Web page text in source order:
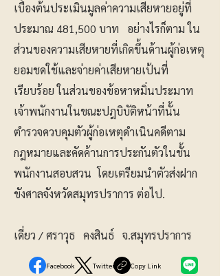
เบื้องต้นประเมินมูลค่าความเสียหายอยู่ที่
ประมาณ 481,500 บาท อย่างไรก็ตาม ใน
ส่วนของความเสียหายที่เกิดขึ้นด้านผู้ก่อเหตุ
ยอมชดใช้และจ่ายค่าเสียหายเป้นที่
เรียบร้อย ในส่วนของข้อหาหมิ่นประมาท
เจ้าพนักงานในขณะปฎบิบัติหน้าที่นั้น
ตำรวจควบคุมตัวผู้ก่อเหตุดำเนินคดีตาม
กฎหมายและคัดค้านการประกันตัวในชั้น
พนักงานสอบสวน โดยเตรียมนำตัวส่งฝาก
ขังศาลจังหวัดสมุทรปราการ ต่อไป.
เดี่ยว / ศราวุธ คงสินธ์ จ.สมุทรปราการ
Facebook Twitter Copy Link